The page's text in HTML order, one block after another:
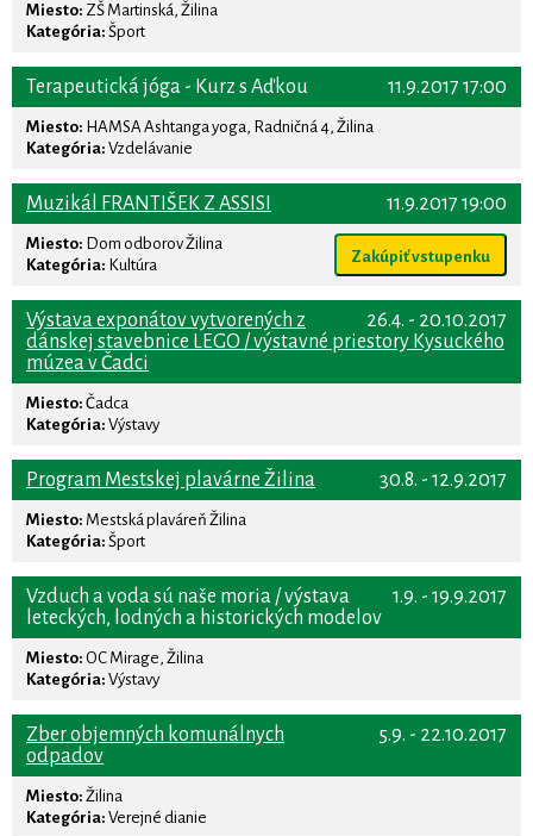
Miesto: ZŠ Martinská, Žilina
Kategória: Šport
11.9.2017 17:00
Terapeutická jóga - Kurz s Aďkou
Miesto: HAMSA Ashtanga yoga, Radničná 4, Žilina
Kategória: Vzdelávanie
11.9.2017 19:00
Muzikál FRANTIŠEK Z ASSISI
Zakúpiť vstupenku
Miesto: Dom odborov Žilina
Kategória: Kultúra
26.4. - 20.10.2017
Výstava exponátov vytvorených z
dánskej stavebnice LEGO / výstavné priestory Kysuckého
múzea v Čadci
Miesto: Čadca
Kategória: Výstavy
30.8. - 12.9.2017
Program Mestskej plavárne Žilina
Miesto: Mestská plaváreň Žilina
Kategória: Šport
1.9. - 19.9.2017
Vzduch a voda sú naše moria / výstava
leteckých, lodných a historických modelov
Miesto: OC Mirage, Žilina
Kategória: Výstavy
5.9. - 22.10.2017
Zber objemných komunálnych
odpadov
Miesto: Žilina
Kategória: Verejné dianie